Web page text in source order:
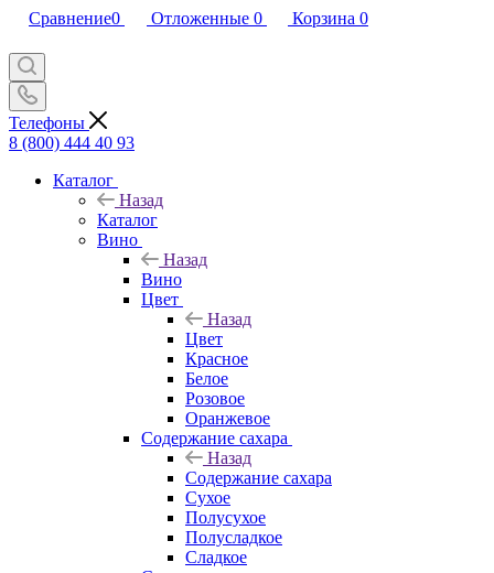
Сравнение0 Отложенные 0 Корзина 0
Телефоны
8 (800) 444 40 93
Каталог
Назад
Каталог
Вино
Назад
Вино
Цвет
Назад
Цвет
Красное
Белое
Розовое
Оранжевое
Содержание сахара
Назад
Содержание сахара
Сухое
Полусухое
Полусладкое
Сладкое